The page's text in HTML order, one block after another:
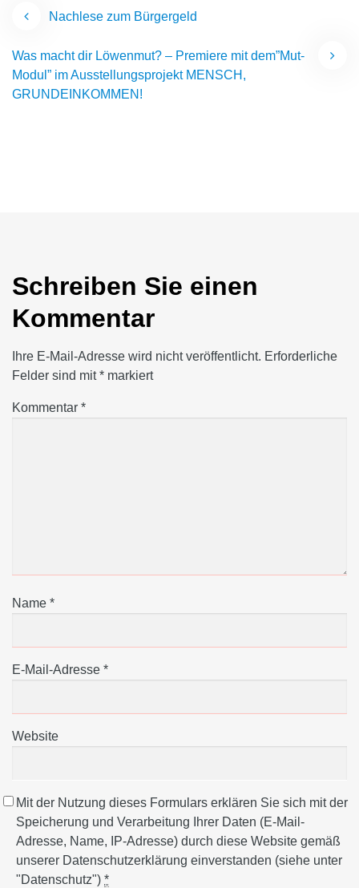
Beitragsnavigation
Nachlese zum Bürgergeld
Was macht dir Löwenmut? – Premiere mit dem”Mut-
Modul” im Ausstellungsprojekt MENSCH,
GRUNDEINKOMMEN!
Schreiben Sie einen
Kommentar
Ihre E-Mail-Adresse wird nicht veröffentlicht. Erforderliche
Felder sind mit* markiert
Kommentar *
Name *
E-Mail-Adresse *
Website
Mit der Nutzung dieses Formulars erklären Sie sich mit der
Speicherung und Verarbeitung Ihrer Daten (E-Mail-
Adresse, Name, IP-Adresse) durch diese Website gemäß
unserer Datenschutzerklärung einverstanden (siehe unter
"Datenschutz") *